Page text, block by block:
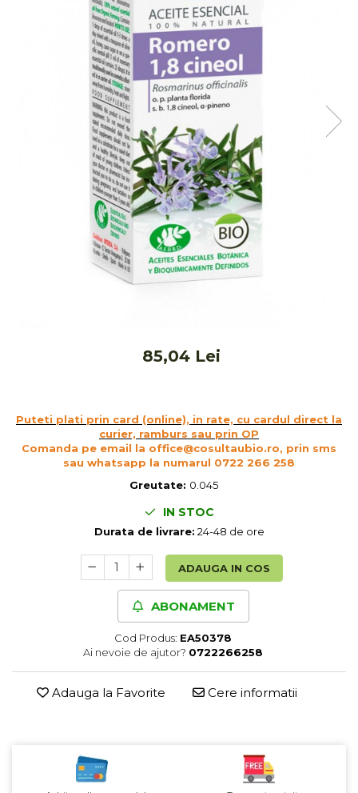
Ceaiuri diverse si accesorii
Vinuri, bere si alte bauturi
Siropuri naturale
Cacao si inlocuitori
Seminte bio pentru germinat
Seminte din plante oleaginoase
Bauturi vegetale
Orez, Faina si Premixuri
Conserve, Pateuri, creme
Leguminoase si seminte
Fermenti si gelifianti
Produse din soia
Sare si inlocuitori
85,04 Lei
Puteti plati prin card (online), in rate, cu cardul direct la
curier, ramburs sau prin OP
Comanda pe email la office@cosultaubio.ro, prin sms
sau whatsapp la numarul 0722 266 258
Greutate: 0.045
IN STOC
Durata de livrare: 24-48 de ore
ADAUGA IN COS
ABONAMENT
Cod Produs: EA50378
Ai nevoie de ajutor? 0722266258
Adauga la Favorite Cere informatii